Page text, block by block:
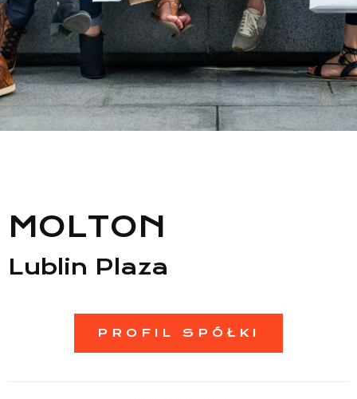
Lista sklepów
Informacje
MOLTON
Lublin Plaza
PROFIL SPÓŁKI